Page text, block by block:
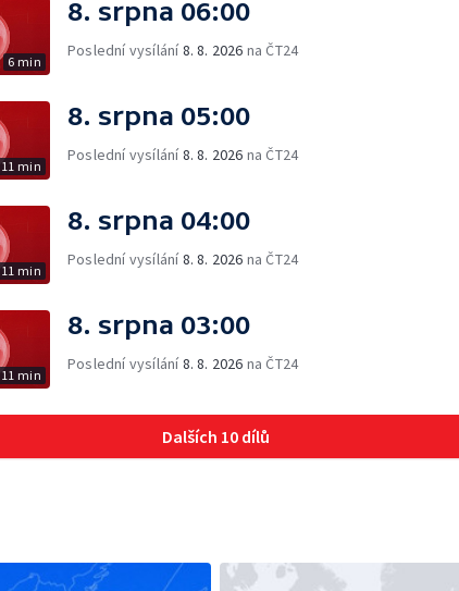
6 min
8. srpna 06:00
Poslední vysílání8. 8. 2026 na ČT24
11 min
8. srpna 05:00
Poslední vysílání8. 8. 2026 na ČT24
11 min
8. srpna 04:00
Poslední vysílání8. 8. 2026 na ČT24
11 min
8. srpna 03:00
Poslední vysílání8. 8. 2026 na ČT24
Dalších 10 dílů